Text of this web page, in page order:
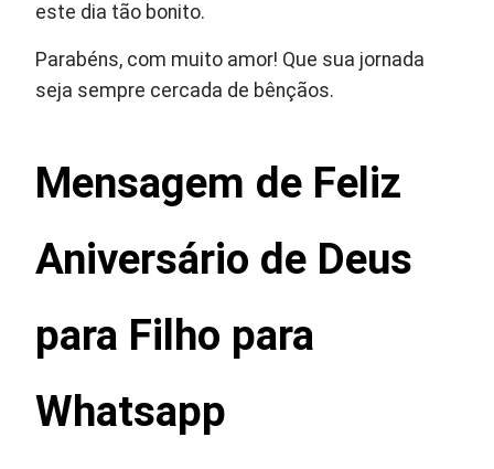
este dia tão bonito.
Parabéns, com muito amor! Que sua jornada
seja sempre cercada de bênçãos.
Mensagem de Feliz
Aniversário de Deus
para Filho para
Whatsapp